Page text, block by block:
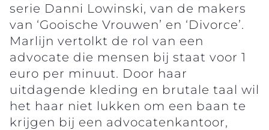
serie Danni Lowinski, van de makers
van ‘Gooische Vrouwen’ en ‘Divorce’.
Marlijn vertolkt de rol van een
advocate die mensen bij staat voor 1
euro per minuut. Door haar
uitdagende kleding en brutale taal wil
het haar niet lukken om een baan te
krijgen bij een advocatenkantoor,